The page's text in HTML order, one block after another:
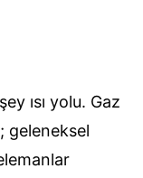
ısı yolu. Gaz
geleneksel